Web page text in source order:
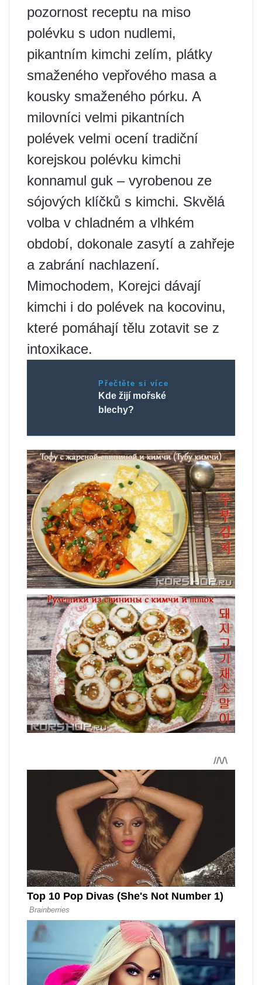
pozornost receptu na miso
polévku s udon nudlemi,
pikantním kimchi zelím, plátky
smaženého vepřového masa a
kousky smaženého pórku. A
milovníci velmi pikantních
polévek velmi ocení tradiční
korejskou polévku kimchi
konnamul guk – vyrobenou ze
sójových klíčků s kimchi. Skvělá
volba v chladném a vlhkém
období, dokonale zasytí a zahřeje
a zabrání nachlazení.
Mimochodem, Korejci dávají
kimchi i do polévek na kocovinu,
které pomáhají tělu zotavit se z
intoxikace.
Přečtěte si více
Kde žijí mořské
blechy?